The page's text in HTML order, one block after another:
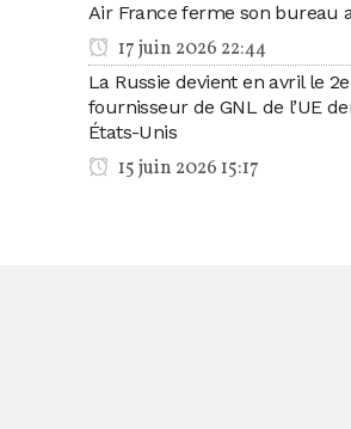
Air France ferme son bureau
17 juin 2026 22:44
La Russie devient en avril le 2e
fournisseur de GNL de l’UE
États-Unis
15 juin 2026 15:17